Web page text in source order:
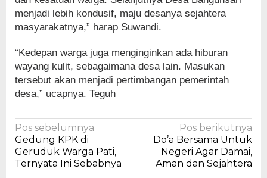
menjadi lebih kondusif, maju desanya sejahtera
masyarakatnya,” harap Suwandi.
“Kedepan warga juga menginginkan ada hiburan
wayang kulit, sebagaimana desa lain. Masukan
tersebut akan menjadi pertimbangan pemerintah
desa,” ucapnya. Teguh
Navigasi
pos
Pos sebelumnya
Gedung KPK di
Geruduk Warga Pati,
Ternyata Ini Sebabnya
Pos berikutnya
Do’a Bersama Untuk
Negeri Agar Damai,
Aman dan Sejahtera